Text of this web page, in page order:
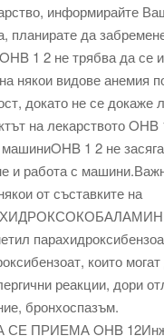
информирайте
планирате да
1 2 не трябва да се
някои видове анемия
докато не се докаже
на лекарството
1 2 не
и работа с
от съставките на
които
реакции, дори
бронхоспазъм.
СЕ ПРИЕМА OHB